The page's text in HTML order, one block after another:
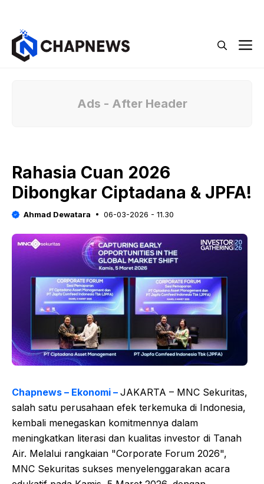
Ads - After Header
Rahasia Cuan 2026
Dibongkar Ciptadana & JPFA!
Ahmad Dewatara 06-03-2026 - 11.30
Chapnews – Ekonomi – JAKARTA – MNC Sekuritas,
salah satu perusahaan efek terkemuka di Indonesia,
kembali menegaskan komitmennya dalam
meningkatkan literasi dan kualitas investor di Tanah
Air. Melalui rangkaian "Corporate Forum 2026",
MNC Sekuritas sukses menyelenggarakan acara